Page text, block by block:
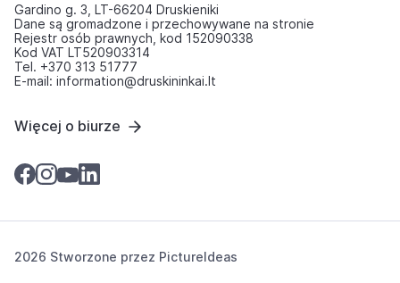
Gardino g. 3, LT-66204 Druskieniki
Dane są gromadzone i przechowywane na stronie
Rejestr osób prawnych, kod 152090338
Kod VAT LT520903314
Tel. +370 313 51777
E-mail: information@druskininkai.lt
Więcej o biurze
2026 Stworzone przez PictureIdeas